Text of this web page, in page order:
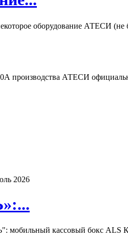
оборудование АТЕСИ (не
АТЕСИ
2026
мобильный кассовый бокс ALS